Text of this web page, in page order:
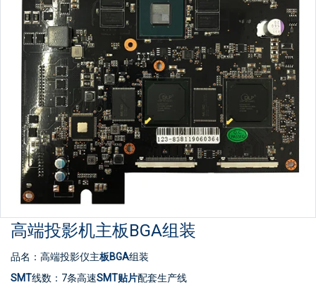
高端投影机主板BGA组装
品名：高端投影仪主板BGA组装
SMT线数：7条高速SMT贴片配套生产线